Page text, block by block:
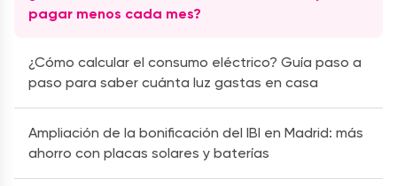
pagar menos cada mes?
¿Cómo calcular el consumo eléctrico? Guía paso a
paso para saber cuánta luz gastas en casa
Ampliación de la bonificación del IBI en Madrid: más
ahorro con placas solares y baterías